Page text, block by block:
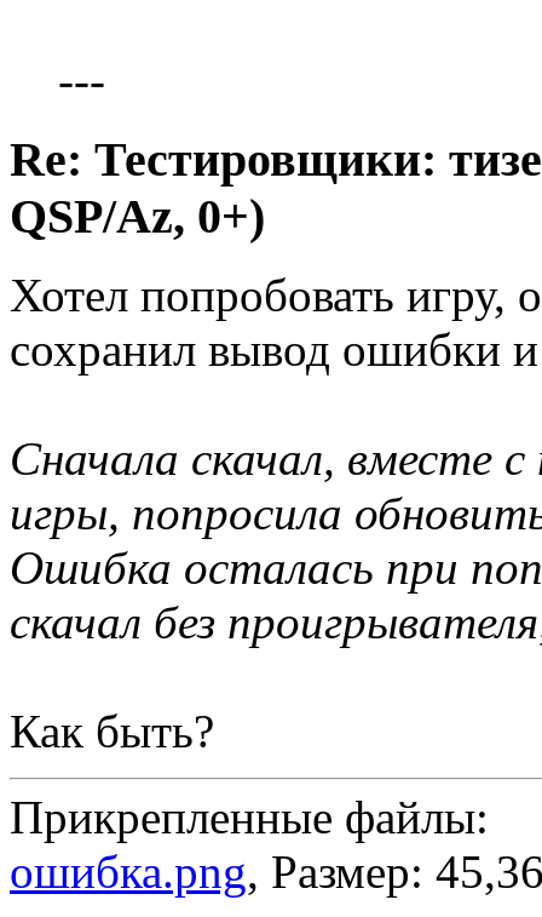
---
Re: Тестировщики:
QSP/Az, 0+)
Хотел попробовать игру,
сохранил вывод ошибки
Сначала скачал, вместе
игры, попросила
Ошибка осталась при
скачал без
Как быть?
Прикрепленные файлы:
ошибка.png, Размер: